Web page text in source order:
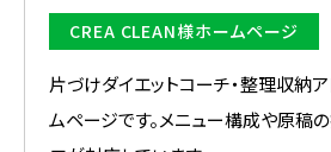
CREA CLEAN様ホームページ
片づけダイエットコーチ・整理収納
ムページです。メニュー構成や原稿